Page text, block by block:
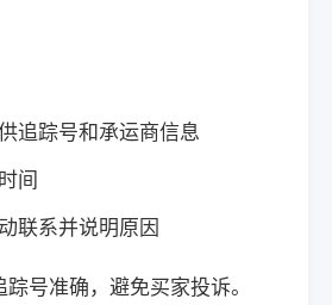
追踪号和承运商信息
间
联系并说明原因
踪号准确，避免买家投诉。